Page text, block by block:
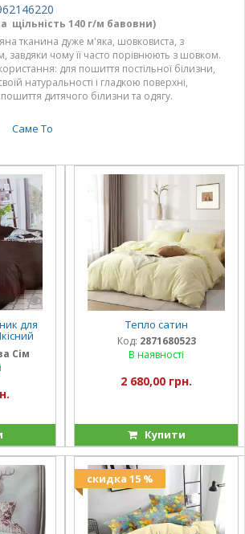
щільність 140 г/м бавовни)
тканина дуже м'яка, шовковиста, з
чому її часто порівнюють з шовком.
для пошиття постільної білизни,
натуральності і гладкою поверхні,
дитячого білизни та одягу.
Саме То
для
Сім
Тепло сатин
Код: 2871680523
В наявності
2 680,00 грн.
Купити
скидка 15 %